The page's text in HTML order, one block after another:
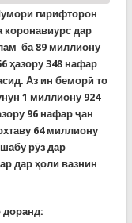
гирифторон
коронавиурс дар
ба89 миллиону
ҳазору 348 нафар
Аз ин беморӣ то
1 миллиону 924
96 нафар ҷан
64 миллиону
рӯз дар
дар ҳоли вазнин
доранд: